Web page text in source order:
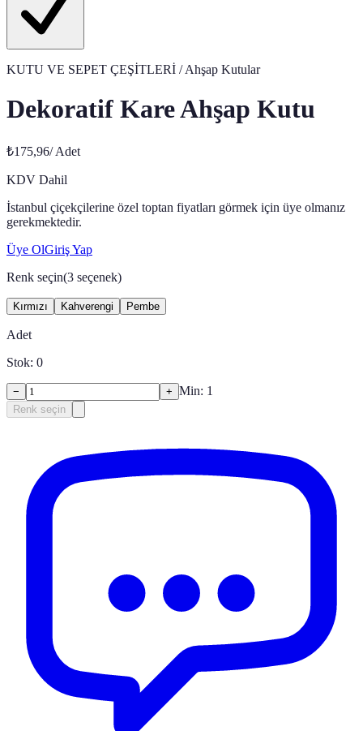
KUTU VE SEPET ÇEŞİTLERİ / Ahşap Kutular
Dekoratif Kare Ahşap Kutu
₺175,96/Adet
KDV Dahil
İstanbul çiçekçilerine özel toptan fiyatları görmek için üye olmanız
gerekmektedir.
Üye OlGiriş Yap
Renk seçin(3 seçenek)
Kırmızı Kahverengi Pembe
Adet
Stok: 0
− + Min: 1
Renk seçin